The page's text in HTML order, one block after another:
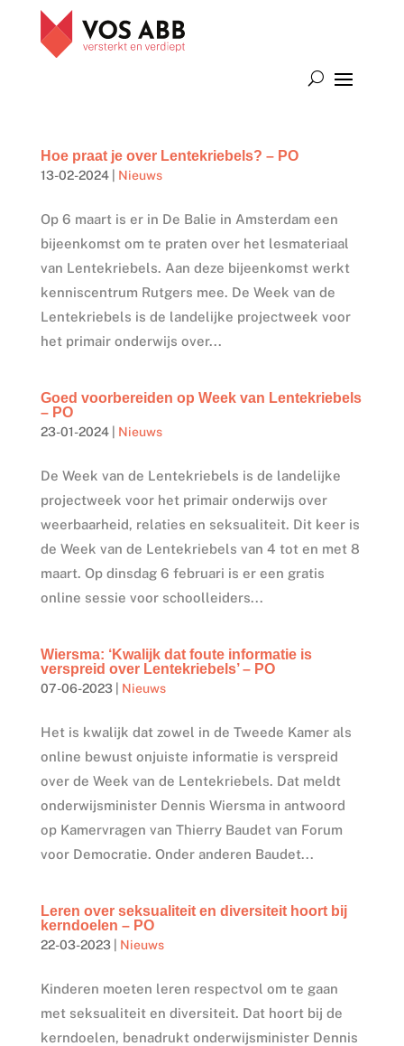
Hoe praat je over Lentekriebels? – PO
13-02-2024| Nieuws
Op 6 maart is er in De Balie in Amsterdam een
bijeenkomst om te praten over het lesmateriaal
van Lentekriebels. Aan deze bijeenkomst werkt
kenniscentrum Rutgers mee. De Week van de
Lentekriebels is de landelijke projectweek voor
het primair onderwijs over...
Goed voorbereiden op Week van Lentekriebels
– PO
23-01-2024| Nieuws
De Week van de Lentekriebels is de landelijke
projectweek voor het primair onderwijs over
weerbaarheid, relaties en seksualiteit. Dit keer is
de Week van de Lentekriebels van 4 tot en met 8
maart. Op dinsdag 6 februari is er een gratis
online sessie voor schoolleiders...
Wiersma: ‘Kwalijk dat foute informatie is
verspreid over Lentekriebels’ – PO
07-06-2023| Nieuws
Het is kwalijk dat zowel in de Tweede Kamer als
online bewust onjuiste informatie is verspreid
over de Week van de Lentekriebels. Dat meldt
onderwijsminister Dennis Wiersma in antwoord
op Kamervragen van Thierry Baudet van Forum
voor Democratie. Onder anderen Baudet...
Leren over seksualiteit en diversiteit hoort bij
kerndoelen – PO
22-03-2023| Nieuws
Kinderen moeten leren respectvol om te gaan
met seksualiteit en diversiteit. Dat hoort bij de
kerndoelen, benadrukt onderwijsminister Dennis